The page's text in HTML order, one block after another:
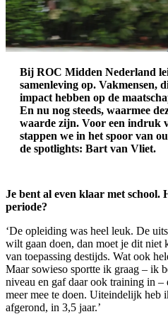
Bij ROC Midden Nederland
samenleving op. Vakmensen,
impact hebben op de
En nu nog steeds, waarmee
waarde zijn. Voor een indruk
stappen we in het spoor van
de spotlights: Bart van Vliet.
Je bent al even klaar met school.
periode?
‘De opleiding was heel leuk. De
wilt gaan doen, dan moet je dit niet
van toepassing destijds. Wat ook
Maar sowieso sportte ik graag – ik
niveau en gaf daar ook training in –
meer mee te doen. Uiteindelijk heb
afgerond, in 3,5 jaar.’